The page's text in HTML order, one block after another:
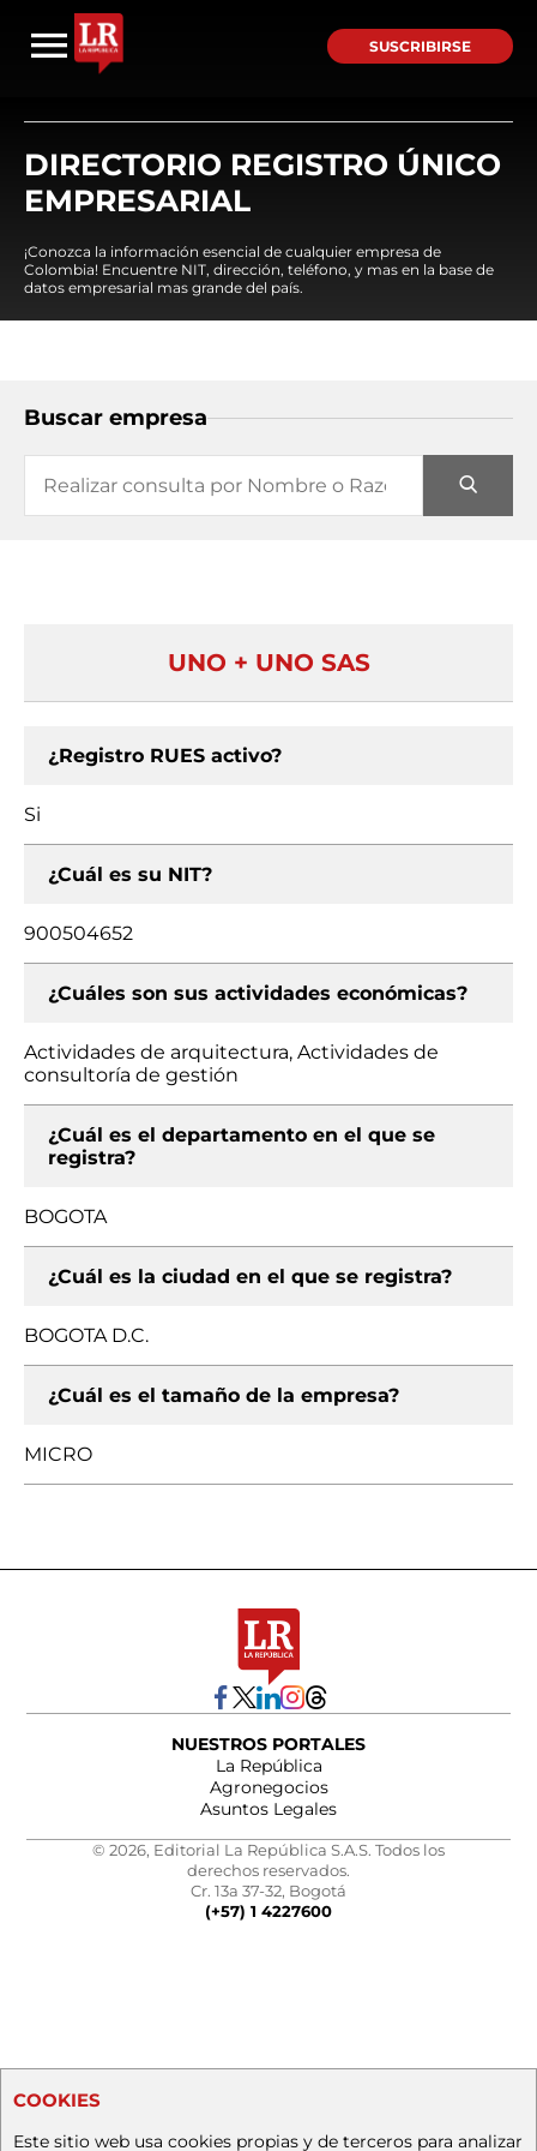
SUSCRIBIRSE
DIRECTORIO REGISTRO ÚNICO
EMPRESARIAL
¡Conozca la información esencial de cualquier empresa de
Colombia! Encuentre NIT, dirección, teléfono, y mas en la base de
datos empresarial mas grande del país.
Buscar empresa
UNO + UNO SAS
¿Registro RUES activo?
Si
¿Cuál es su NIT?
900504652
¿Cuáles son sus actividades económicas?
Actividades de arquitectura, Actividades de
consultoría de gestión
¿Cuál es el departamento en el que se
registra?
BOGOTA
¿Cuál es la ciudad en el que se registra?
BOGOTA D.C.
¿Cuál es el tamaño de la empresa?
MICRO
NUESTROS PORTALES
La República
Agronegocios
Asuntos Legales
© 2026, Editorial La República S.A.S. Todos los
derechos reservados.
Cr. 13a 37-32, Bogotá
(+57) 1 4227600
COOKIES
Este sitio web usa cookies propias y de terceros para analizar